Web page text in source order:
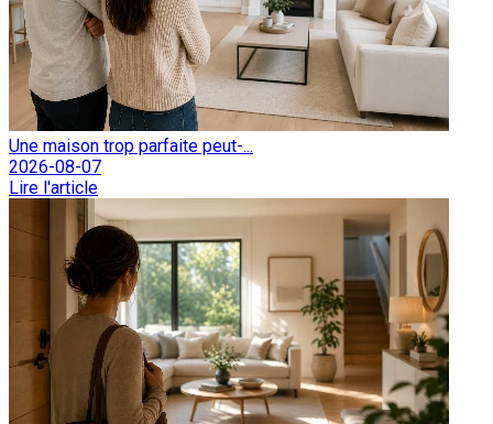
Une maison trop parfaite peut-...
2026-08-07
Lire l'article